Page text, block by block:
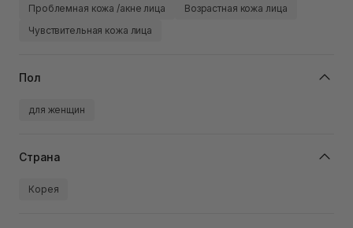
Проблемная кожа /акне лица
Возрастная кожа лица
Чувствительная кожа лица
Пол
для женщин
Страна
Корея